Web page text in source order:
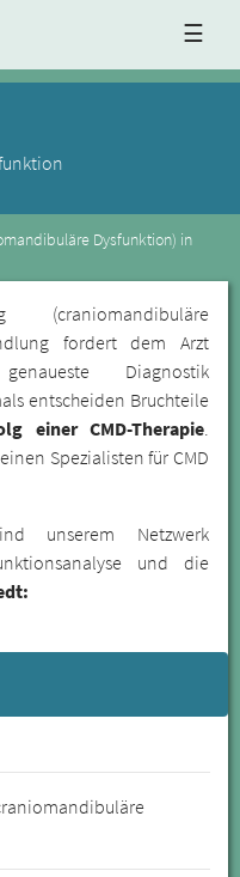
☰
Dysfunktion) in
(craniomandibuläre
fordert dem Arzt
Diagnostik
entscheiden Bruchteile
einer CMD-Therapie.
Spezialisten für CMD
unserem Netzwerk
und die